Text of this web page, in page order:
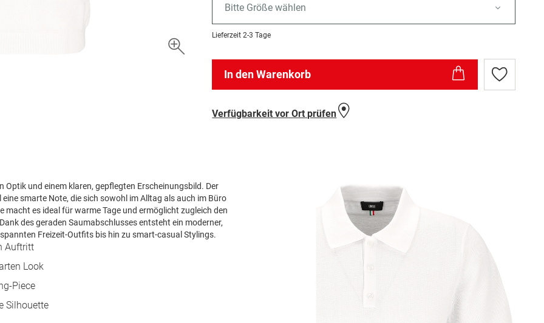
Bitte Größe wählen
Lieferzeit 2-3 Tage
In den Warenkorb
Zur
Wunschliste
Verfügbarkeit vor Ort prüfen
und einem klaren, gepflegten Erscheinungsbild. Der
smarte Note, die sich sowohl im Alltag als auch im Büro
macht es ideal für warme Tage und ermöglicht zugleich den
des geraden Saumabschlusses entsteht ein moderner,
Freizeit-Outfits bis hin zu smart-casual Stylings.
Auftritt
Look
Piece
Silhouette